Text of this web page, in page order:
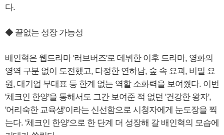
다.
◆ 끝없는 성장 가능성
배인혁은 웹드라마 '러브버즈'로 데뷔한 이후 드라마, 영화의
영역 구분 없이 도전했고, 다정한 연하남, 숲 속 요괴, 비밀 요
원, 대기업 부대표 등 한계 없는 역할 소화력을 보여줬다. 이번
'체크인 한양'을 통해서도 그간 보여준 적 없던 '건강한 왕자',
'어리숙한 교육생'이라는 신선함으로 시청자에게 눈도장을 찍
는다. '체크인 한양'으로 한 단계 더 성장해 갈 배인혁의 모습에